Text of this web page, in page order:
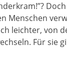
Menschen
leichter, von
Für sie